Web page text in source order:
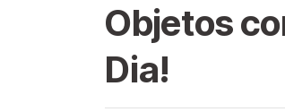
Objetos
Dia!